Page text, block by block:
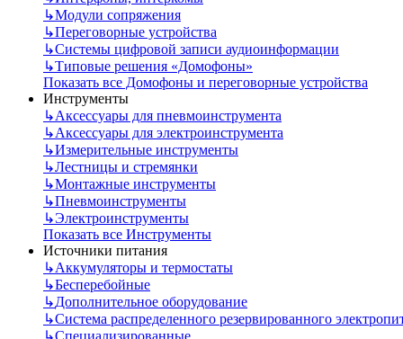
↳Модули сопряжения
↳Переговорные устройства
↳Системы цифровой записи аудиоинформации
↳Типовые решения «Домофоны»
Показать все Домофоны и переговорные устройства
Инструменты
↳Аксессуары для пневмоинструмента
↳Аксессуары для электроинструмента
↳Измерительные инструменты
↳Лестницы и стремянки
↳Монтажные инструменты
↳Пневмоинструменты
↳Электроинструменты
Показать все Инструменты
Источники питания
↳Аккумуляторы и термостаты
↳Бесперебойные
↳Дополнительное оборудование
↳Система распределенного резервированного
↳Специализированные